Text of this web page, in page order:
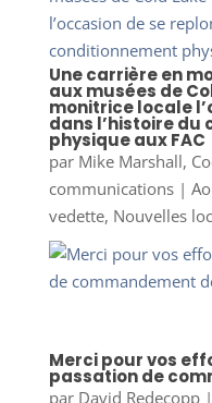
Une carrière en
aux musées de
monitrice locale
dans l’histoire du
physique aux FAC
par Mike Marshall,
communications|
vedette, Nouvelles
Merci pour vos
passation de
par David Redecopp|